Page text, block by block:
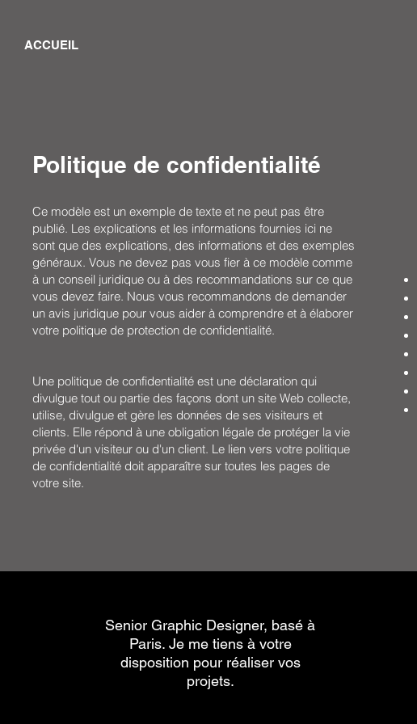
ACCUEIL
Politique de confidentialité
Ce modèle est un exemple de texte et ne peut pas être
publié. Les explications et les informations fournies ici ne
sont que des explications, des informations et des exemples
généraux. Vous ne devez pas vous fier à ce modèle comme
à un conseil juridique ou à des recommandations sur ce que
vous devez faire. Nous vous recommandons de demander
un avis juridique pour vous aider à comprendre et à élaborer
votre politique de protection de confidentialité.
Une politique de confidentialité est une déclaration qui
divulgue tout ou partie des façons dont un site Web collecte,
utilise, divulgue et gère les données de ses visiteurs et
clients. Elle répond à une obligation légale de protéger la vie
privée d'un visiteur ou d'un client. Le lien vers votre politique
de confidentialité doit apparaître sur toutes les pages de
votre site.
Senior Graphic Designer, basé à
Paris. Je me tiens à votre
disposition pour réaliser vos
projets.